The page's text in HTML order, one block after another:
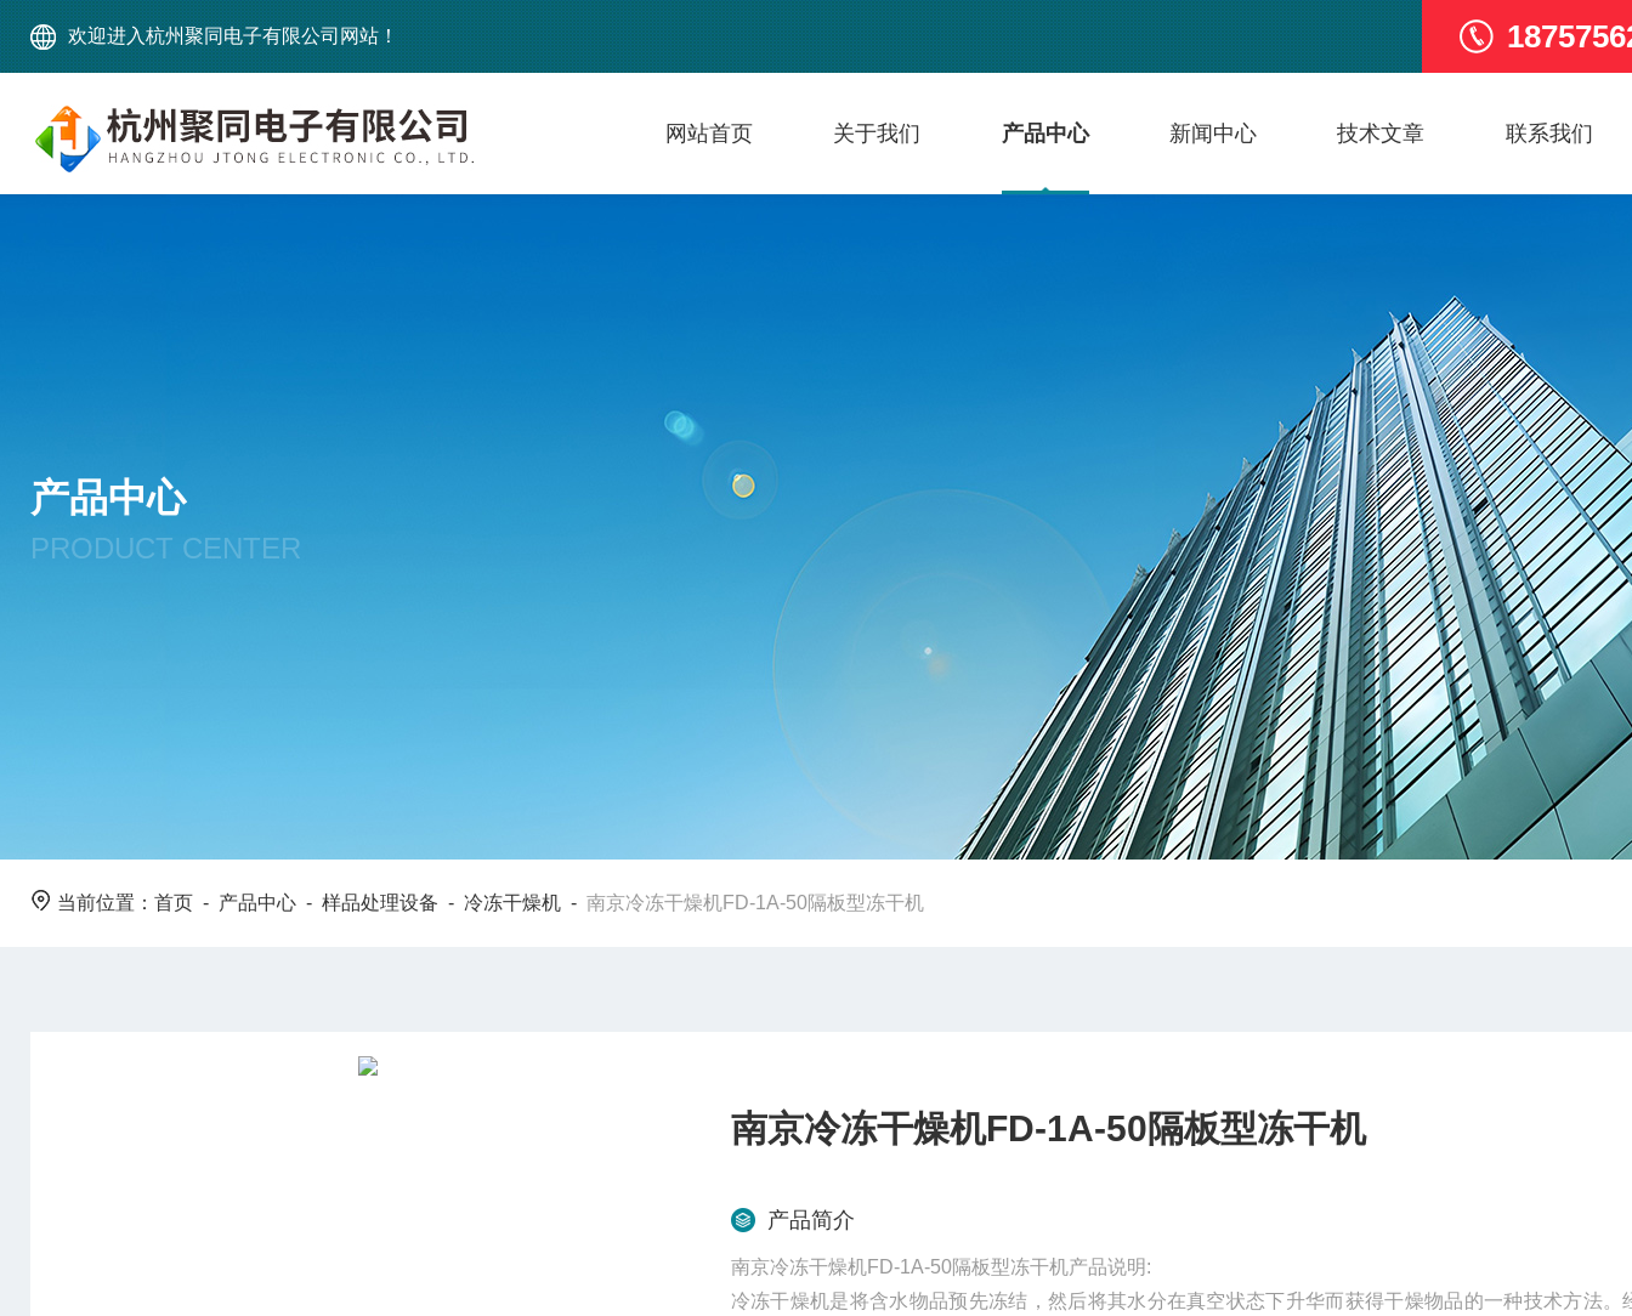
欢迎进入杭州聚同电子有限公司网站！
网站首页 关于我们 产品中心 新闻中心 技术文章 联系我们
产品中心
PRODUCT CENTER
当前位置： 首页 - 产品中心 - 样品处理设备 - 冷冻干燥机 - 南京冷冻干燥机FD-1A-50隔板型冻干机
南京冷冻干燥机FD-1A-50隔板型冻干机
产品简介
南京冷冻干燥机FD-1A-50隔板型冻干机产品说明:
冷冻干燥机是将含水物品预先冻结，然后将其水分在真空状态下升华而获得干燥物品的一种技术方法。